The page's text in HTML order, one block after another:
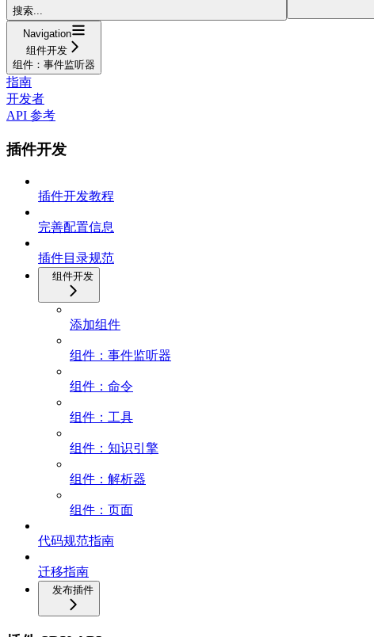
搜索...
Navigation
组件开发
组件：事件监听器
指南
开发者
API 参考
插件开发
插件开发教程
完善配置信息
插件目录规范
组件开发
添加组件
组件：事件监听器
组件：命令
组件：工具
组件：知识引擎
组件：解析器
组件：页面
代码规范指南
迁移指南
发布插件